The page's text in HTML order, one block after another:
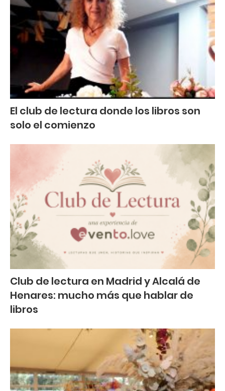
El club de lectura donde los libros son
solo el comienzo
Club de lectura en Madrid y Alcalá de
Henares: mucho más que hablar de
libros